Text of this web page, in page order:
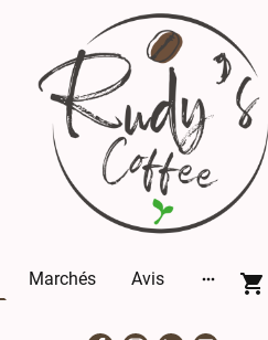
Marchés Avis